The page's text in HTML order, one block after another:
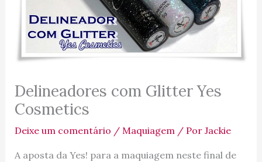
Delineadores com Glitter Yes
Cosmetics
Deixe um comentário / Maquiagem/ Por Jackie
A aposta da Yes! para a maquiagem neste final de